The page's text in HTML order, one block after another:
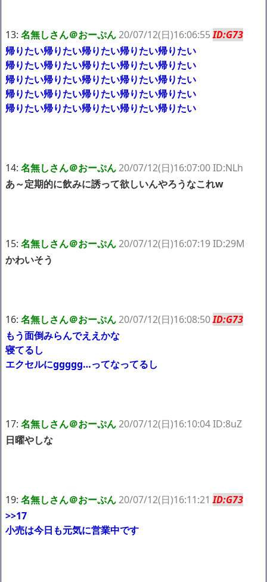
13: 名無しさん＠おーぷん20/07/12(日)16:06:55ID:G73
帰りたい帰りたい帰りたい帰りたい帰りたい
帰りたい帰りたい帰りたい帰りたい帰りたい
帰りたい帰りたい帰りたい帰りたい帰りたい
帰りたい帰りたい帰りたい帰りたい帰りたい
帰りたい帰りたい帰りたい帰りたい帰りたい
14: 名無しさん＠おーぷん20/07/12(日)16:07:00 ID:NLh
あ～定期的に飲みに誘って欲しいんやろうなこれw
15: 名無しさん＠おーぷん20/07/12(日)16:07:19 ID:29M
かわいそう
16: 名無しさん＠おーぷん20/07/12(日)16:08:50ID:G73
もう面倒みらんでええかな
寝てるし
エクセルにggggg…ってなってるし
17: 名無しさん＠おーぷん20/07/12(日)16:10:04 ID:8uZ
日曜やしな
19: 名無しさん＠おーぷん20/07/12(日)16:11:21ID:G73
>>17
小売は今日も元気に営業中です